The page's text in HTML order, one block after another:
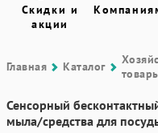
Скидки и
акции
Главная Каталог
Сенсорный
мыла/средства для